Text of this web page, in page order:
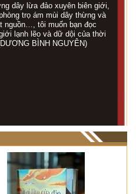
dây lừa đảo xuyên biên giới,
trọ ám mùi dây thừng và
nguồn…, tôi muốn bạn đọc
lạnh lẽo và dữ dội của thời
BÌNH NGUYÊN)